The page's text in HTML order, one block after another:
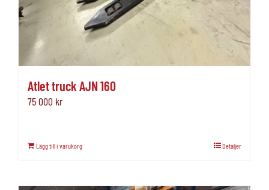
Atlet truck AJN 160
75 000 kr
Lägg till i varukorg Detaljer